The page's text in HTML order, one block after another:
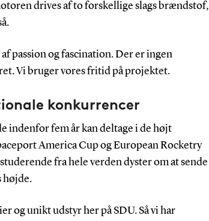
drives af to forskellige slags brændstof,
passion og fascination. Der er ingen
Vi bruger vores fritid på projektet.
konkurrencer
indenfor fem år kan deltage i de højt
America Cup og European Rocketry
fra hele verden dyster om at sende
højde.
og unikt udstyr her på SDU. Så vi har